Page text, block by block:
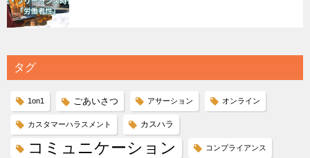
タグ
1on1 ごあいさつ アサーション オンライン
カスタマーハラスメント カスハラ
コミュニケーション コンプライアンス